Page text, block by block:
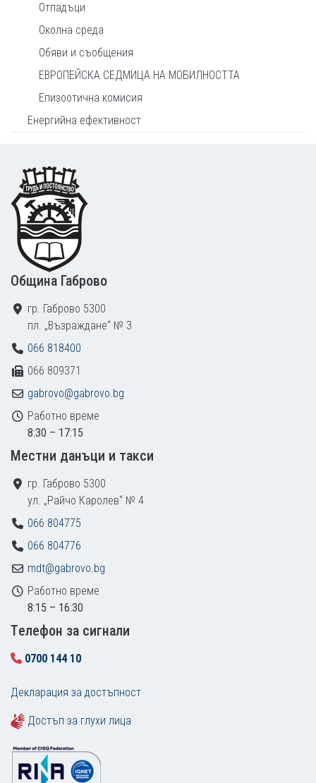
Отпадъци
Околна среда
Обяви и съобщения
ЕВРОПЕЙСКА СЕДМИЦА НА МОБИЛНОСТТА
Епизоотична комисия
Енергийна ефективност
Footer
Община Габрово
гр. Габрово 5300
пл. „Възраждане“ № 3
066 818400
066 809371
gabrovo@gabrovo.bg
Работно време
8:30 – 17:15
Местни данъци и такси
гр. Габрово 5300
ул. „Райчо Каролев“ № 4
066 804775
066 804776
mdt@gabrovo.bg
Работно време
8:15 – 16:30
Tелефон за сигнали
0700 144 10
Декларация за достъпност
Достъп за глухи лица